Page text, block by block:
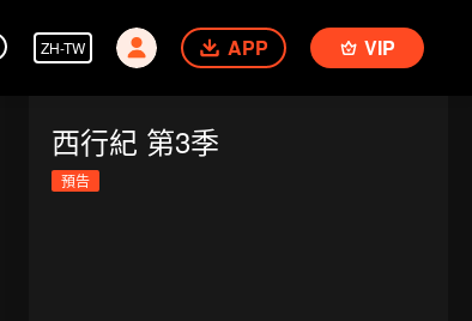
ZH-TW APP VIP
西行紀 第3季
預告